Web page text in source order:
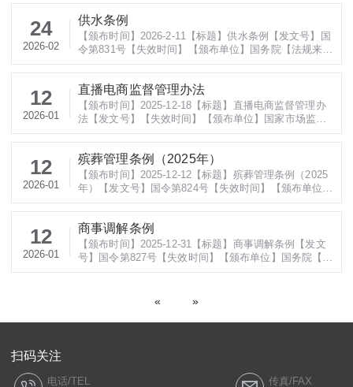
6〕3号【失效时间】【颁布单位】最高人民法院 最高人
民检察院 公安部【法规来源】https://www.court.gov.cn/
zixun/xiangqing/489161.html【法规全文】 最高人民法
院、最高人民检察院、公安部印
24
2026-02
供水条例
【颁布时间】2026-2-11【标题】供水条例【发文号】国
令第831号【失效时间】【颁布单位】国务院【法规来
源】https://www.gov.cn/zhengce/content/202602/conte
nt_7058028.htm【法规全文】 供水条例国务院 中华
人民共和国国务院令 第831号《供水条例》已经202
5年12月31日国务院第76次常务会议通过，现予公布，
自2026年
12
2026-01
直播电商监督管理办法
【颁布时间】2025-12-18【标题】直播电商监督管理办
法【发文号】【失效时间】【颁布单位】国家市场监督
管理总局 国家互联网信息办公室【法规来源】https://w
ww.samr.gov.cn/zw/zfxxgk/fdzdgknr/fgs/art/2026/art_c
e66ea61fcec4583b5dbd677f470088b.html【法规全
文】 直播电商监督管理办法国家市场监督管
12
2026-01
殡葬管理条例（2025年）
【颁布时间】2025-12-12【标题】殡葬管理条例（2025
年）【发文号】国令第824号【失效时间】【颁布单位】
国务院【法规来源】https://www.gov.cn/zhengce/zheng
ceku/202601/content_7054169.htm【法规全文】 殡葬
管理条例（2025年）国务院中华人民共和国国务院令
第824号《殡葬管理条例》已经2025年11月14日国务
院第
12
2026-01
商事调解条例
【颁布时间】2025-12-31【标题】商事调解条例【发文
号】国令第827号【失效时间】【颁布单位】国务院【法
规来源】https://www.gov.cn/zhengce/content/202601/
院中华人民共和国国务院令 第827号《商事调解条
现予公布，自
« »
扫码关注
电话/TEL 传真/FAX